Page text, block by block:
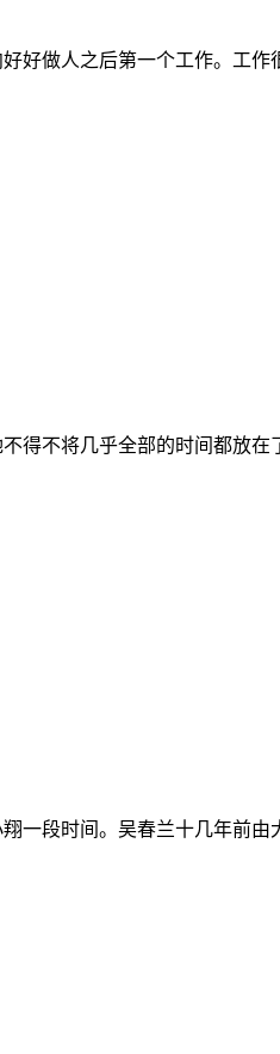
好做人之后第一个工作。工
得不将几乎全部的时间都放
一段时间。吴春兰十几年前